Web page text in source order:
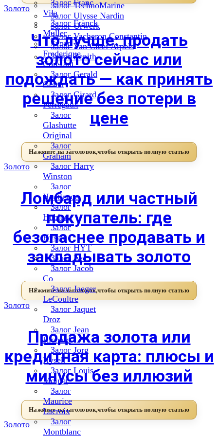
Залог TechnoMarine
Залог Ulysse Nardin
Залог Urwerk
Залог Vacheron Constantin
Залог Van Cleef Arpels
Залог Zenith
Залог Franc
Vila
Залог Franck
Muller
Залог
Frederique
Constant
Залог Gerald
Genta
Залог Girard
Perregaux
Залог
Glashutte
Original
Залог
Graham
Залог Harry
Winston
Залог
Hautlence
Залог
Hublot
Залог
Hysek
Залог HYT
Залог Iwc
Залог Jacob
Co
Залог Jaeger
LeCoultre
Залог Jaquet
Droz
Залог Jean
Richard
Залог Jorg
Hysek
Залог Louis
Moinet
Залог
Maurice
Lacroix
Залог
Montblanc
Золото
Что лучше: продать
золото сейчас или
подождать — как принять
решение без потери в
цене
Золото
Ломбард или частный
покупатель: где
безопаснее продавать и
закладывать золото
Золото
Продажа золота или
кредитная карта: плюсы и
минусы без иллюзий
Золото